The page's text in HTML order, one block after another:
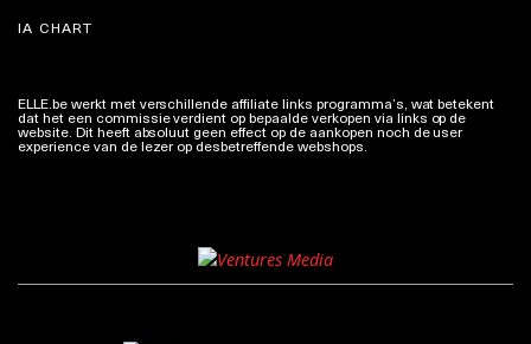
IA CHART
ELLE.be werkt met verschillende affiliate links programma’s, wat betekent
dat het een commissie verdient op bepaalde verkopen via links op de
website. Dit heeft absoluut geen effect op de aankopen noch de user
experience van de lezer op desbetreffende webshops.